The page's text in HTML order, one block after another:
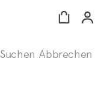
Suchen Abbrechen